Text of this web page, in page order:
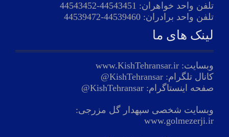
تلفن واحد خواهران: 44543451
-
44543452
تلفن واحد برادران: 44539460
-
44539472
لینک های ما
وبسایت: www.KishTehransar.ir
کانال تلگرام: KishTehransar@
صفحه اینستاگرام: KishTehransar@
وبسایت شخصی سپهدار گل مزرجی:
www.golmezerji.ir